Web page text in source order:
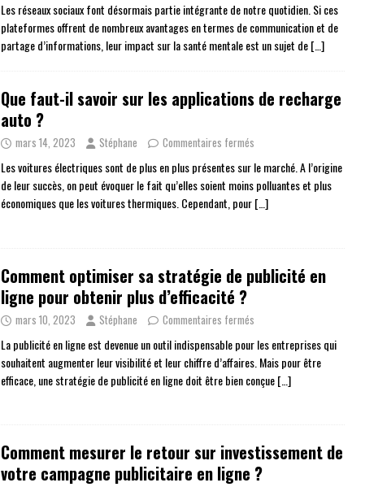
Les réseaux sociaux font désormais partie intégrante de notre quotidien. Si ces
plateformes offrent de nombreux avantages en termes de communication et de
partage d’informations, leur impact sur la santé mentale est un sujet de[…]
Que faut-il savoir sur les applications de recharge
auto ?
mars 14, 2023 Stéphane Commentaires fermés
Les voitures électriques sont de plus en plus présentes sur le marché. A l’origine
de leur succès, on peut évoquer le fait qu’elles soient moins polluantes et plus
économiques que les voitures thermiques. Cependant, pour[…]
Comment optimiser sa stratégie de publicité en
ligne pour obtenir plus d’efficacité ?
mars 10, 2023 Stéphane Commentaires fermés
La publicité en ligne est devenue un outil indispensable pour les entreprises qui
souhaitent augmenter leur visibilité et leur chiffre d’affaires. Mais pour être
efficace, une stratégie de publicité en ligne doit être bien conçue[…]
Comment mesurer le retour sur investissement de
votre campagne publicitaire en ligne ?